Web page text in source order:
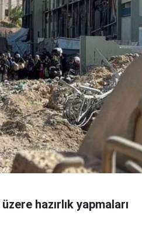
hazırlık yapmaları